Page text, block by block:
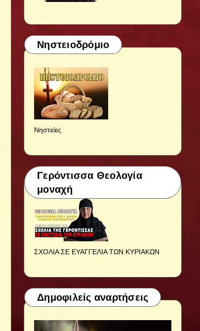
Νηστειοδρόμιο
Νηστείες
Γερόντισσα Θεολογία
μοναχή
ΣΧΟΛΙΑ ΣΕ ΕΥΑΓΓΕΛΙΑ ΤΩΝ ΚΥΡΙΑΚΩΝ
Δημοφιλείς αναρτήσεις